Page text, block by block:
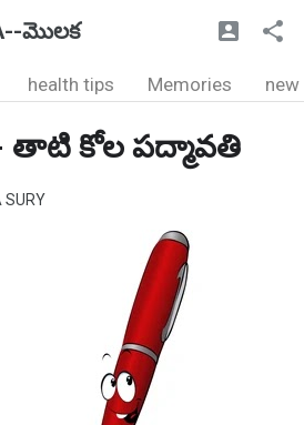
మొలక
health tips Memories new
తాటి కోల పద్మావతి
SURY